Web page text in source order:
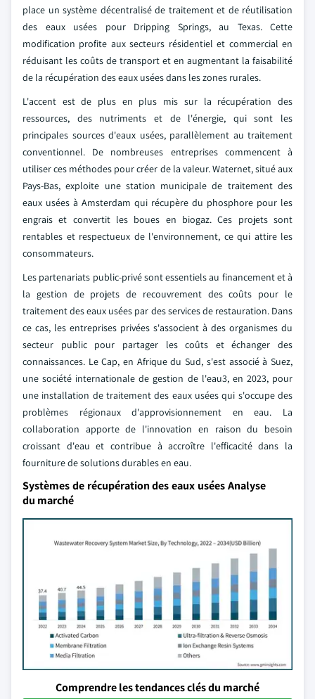
place un système décentralisé de traitement et de réutilisation
des eaux usées pour Dripping Springs, au Texas. Cette
modification profite aux secteurs résidentiel et commercial en
réduisant les coûts de transport et en augmentant la faisabilité
de la récupération des eaux usées dans les zones rurales.
L'accent est de plus en plus mis sur la récupération des
ressources, des nutriments et de l'énergie, qui sont les
principales sources d'eaux usées, parallèlement au traitement
conventionnel. De nombreuses entreprises commencent à
utiliser ces méthodes pour créer de la valeur. Waternet, situé aux
Pays-Bas, exploite une station municipale de traitement des
eaux usées à Amsterdam qui récupère du phosphore pour les
engrais et convertit les boues en biogaz. Ces projets sont
rentables et respectueux de l'environnement, ce qui attire les
consommateurs.
Les partenariats public-privé sont essentiels au financement et à
la gestion de projets de recouvrement des coûts pour le
traitement des eaux usées par des services de restauration. Dans
ce cas, les entreprises privées s'associent à des organismes du
secteur public pour partager les coûts et échanger des
connaissances. Le Cap, en Afrique du Sud, s'est associé à Suez,
une société internationale de gestion de l'eau3, en 2023, pour
une installation de traitement des eaux usées qui s'occupe des
problèmes régionaux d'approvisionnement en eau. La
collaboration apporte de l'innovation en raison du besoin
croissant d'eau et contribue à accroître l'efficacité dans la
fourniture de solutions durables en eau.
Systèmes de récupération des eaux usées Analyse
du marché
Comprendre les tendances clés du marché